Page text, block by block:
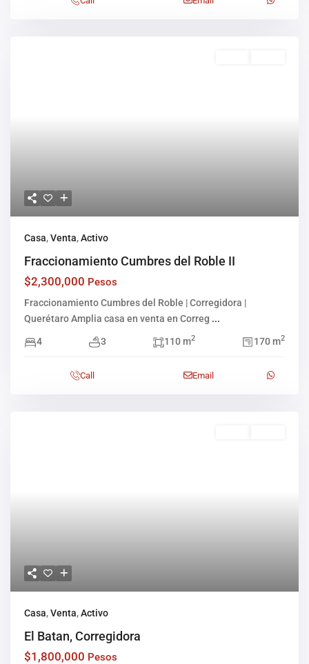
Casa,Venta,Activo
Fraccionamiento Cumbres del Roble II
$2,300,000 Pesos
Fraccionamiento Cumbres del Roble | Corregidora |
Querétaro Amplia casa en venta en Correg ...
4 3 110 m2 170 m2
Call Email
Casa,Venta,Activo
El Batan, Corregidora
$1,800,000 Pesos